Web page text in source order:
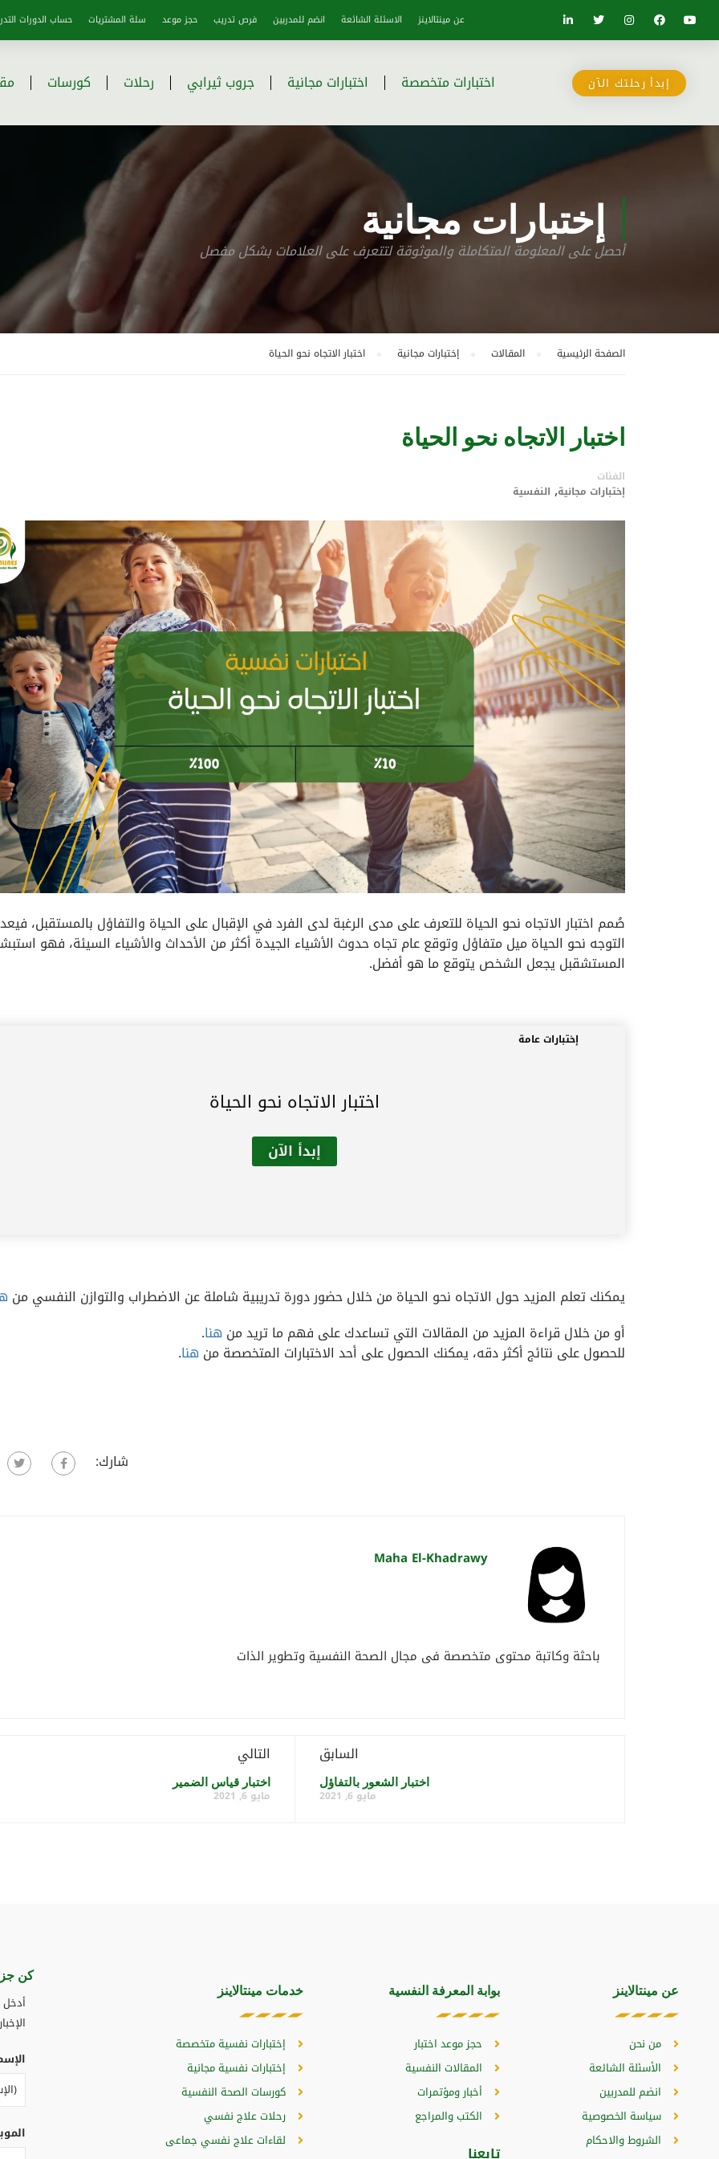
عن مينتالاينز الاسئلة الشائعة انضم للمدربين فرص تدريب حجز موعد سلة المشتريات حساب الدورات
إبدأ رحلتك الآن اختبارات متخصصة اختبارات مجانية جروب ثيرابي رحلات كورسات
إختبارات مجانية
أحصل على المعلومة المتكاملة والموثوقة لتتعرف على العلامات بشكل مفصل
الصفحة الرئيسية المقالات إختبارات مجانية اختبار الاتجاه نحو الحياة
اختبار الاتجاه نحو الحياة
الفئات
إختبارات مجانية, النفسية​
صُمم اختبار الاتجاه نحو الحياة للتعرف على مدى الرغبة لدى الفرد في الإقبال على الحياة والتفاؤل بالمستقبل، فيعد
التوجه نحو الحياة ميل متفاؤل وتوقع عام تجاه حدوث الأشياء الجيدة أكثر من الأحداث والأشياء السيئة، فهو
المستشقبل يجعل الشخص يتوقع ما هو أفضل.
إختبارات عامة
اختبار الاتجاه نحو الحياة
يمكنك تعلم المزيد حول الاتجاه نحو الحياة من خلال حضور دورة تدريبية شاملة عن الاضطراب والتوازن النفسي من
أو من خلال قراءة المزيد من المقالات التي تساعدك على فهم ما تريد من هنا.
للحصول على نتائج أكثر دقه، يمكنك الحصول على أحد الاختبارات المتخصصة من هنا.
شارك:
Maha El-Khadrawy
باحثة وكاتبة محتوى متخصصة فى مجال الصحة النفسية وتطوير الذات
السابق
اختبار الشعور بالتفاؤل
مايو 6, 2021
التالي
اختبار قياس الضمير
مايو 6, 2021
عن مينتالاينز
من نحن
الأسئلة الشائعة
انضم للمدربين
سياسة الخصوصية
الشروط والاحكام
بوابة المعرفة النفسية
حجز موعد اختبار
المقالات النفسية
أخبار ومؤتمرات
الكتب والمراجع
تابعنا
خدمات مينتالاينز
إختبارات نفسية متخصصة
إختبارات نفسية مجانية
كورسات الصحة النفسية
رحلات علاج نفسي
لقاءات علاج نفسي جماعى
كن
أدخل